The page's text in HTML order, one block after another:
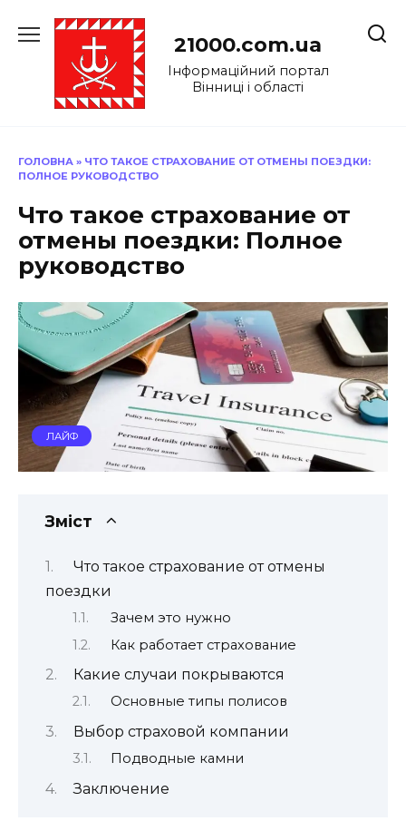
до
21000.com.ua
Інформаційний портал
Вінниці і області
ГОЛОВНА » ЧТО ТАКОЕ СТРАХОВАНИЕ ОТ ОТМЕНЫ ПОЕЗДКИ:
ПОЛНОЕ РУКОВОДСТВО
Что такое страхование от
отмены поездки: Полное
руководство
ЛАЙФ
Зміст
Что такое страхование от отмены
поездки
Зачем это нужно
Как работает страхование
Какие случаи покрываются
Основные типы полисов
Выбор страховой компании
Подводные камни
Заключение